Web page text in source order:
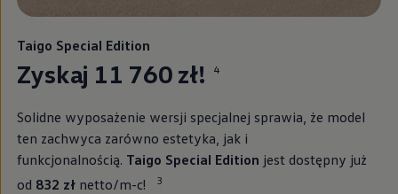
Taigo Special Edition
Zyskaj 11 760 zł! 4
Solidne wyposażenie wersji specjalnej sprawia, że model
ten zachwyca zarówno estetyka, jak i
funkcjonalnością. Taigo Special Edition jest dostępny już
od 832 zł netto/m-c! 3